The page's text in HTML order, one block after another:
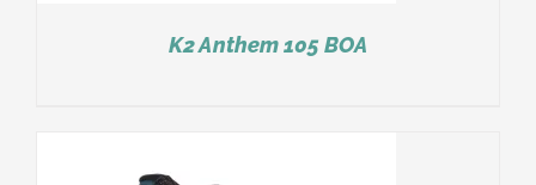
K2 Anthem 105 BOA